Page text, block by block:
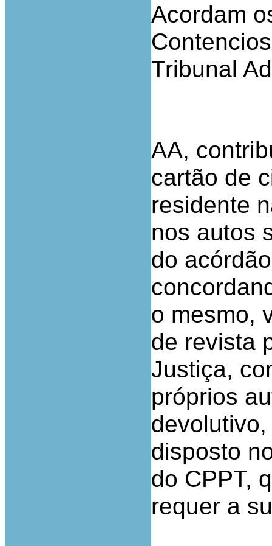
Acordam
Tribunal
AA,
cartão de
residente
nos autos
do
o mesmo,
de revista
Justiça,
próprios
disposto
do CPPT,
requer a